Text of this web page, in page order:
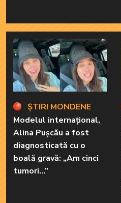
ȘTIRI MONDENE
Modelul internațional,
Alina Pușcău a fost
diagnosticată cu o
boală gravă: „Am cinci
tumori...”